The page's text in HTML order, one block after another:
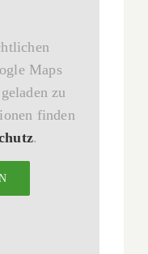
Maps
zu
finden
.